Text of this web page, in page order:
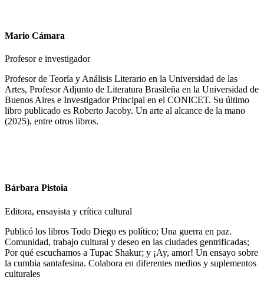
Mario Cámara
Profesor e investigador
Profesor de Teoría y Análisis Literario en la Universidad de las
Artes, Profesor Adjunto de Literatura Brasileña en la Universidad de
Buenos Aires e Investigador Principal en el CONICET. Su último
libro publicado es Roberto Jacoby. Un arte al alcance de la mano
(2025), entre otros libros.
Bárbara Pistoia
Editora, ensayista y crítica cultural
Publicó los libros Todo Diego es político; Una guerra en paz.
Comunidad, trabajo cultural y deseo en las ciudades gentrificadas;
Por qué escuchamos a Tupac Shakur; y ¡Ay, amor! Un ensayo sobre
la cumbia santafesina. Colabora en diferentes medios y suplementos
culturales